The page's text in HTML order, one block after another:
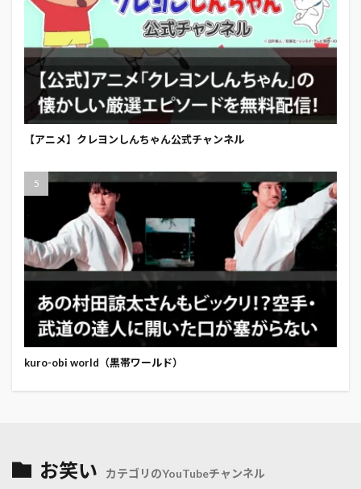
【アニメ】クレヨンしんちゃん公式チャンネル
kuro-obi world（黒帯ワールド）
お笑い カテゴリのYouTubeチャンネル